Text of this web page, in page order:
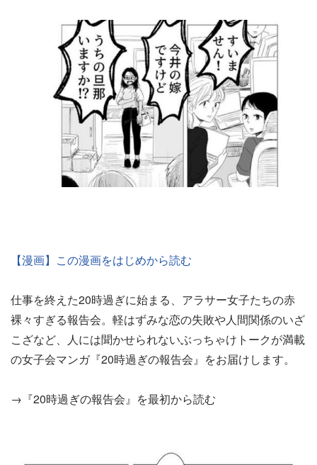
【漫画】この漫画をはじめから読む
仕事を終えた20時過ぎに始まる、アラサー女子たちの赤
裸々すぎる報告会。軽はずみな恋の失敗や人間関係のいざ
こざなど、人には聞かせられないぶっちゃけトークが満載
の女子会マンガ『20時過ぎの報告会』をお届けします。
→『20時過ぎの報告会』を最初から読む